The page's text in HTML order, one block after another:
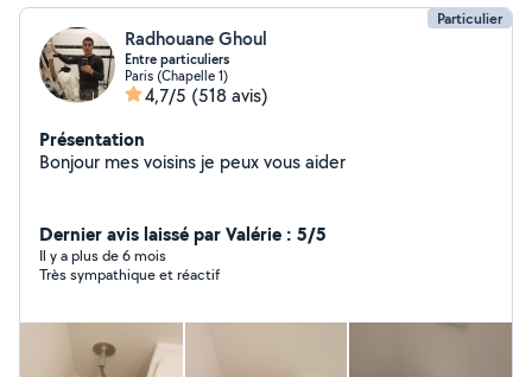
Particulier
Radhouane Ghoul
Entre particuliers
Paris (Chapelle 1)
4,7/5 (518 avis)
Présentation
Bonjour mes voisins je peux vous aider
Dernier avis laissé par Valérie : 5/5
Il y a plus de 6 mois
Très sympathique et réactif